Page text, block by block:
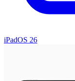
iPadOS 26